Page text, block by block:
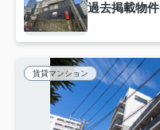
過去掲載物件
賃貸マンション